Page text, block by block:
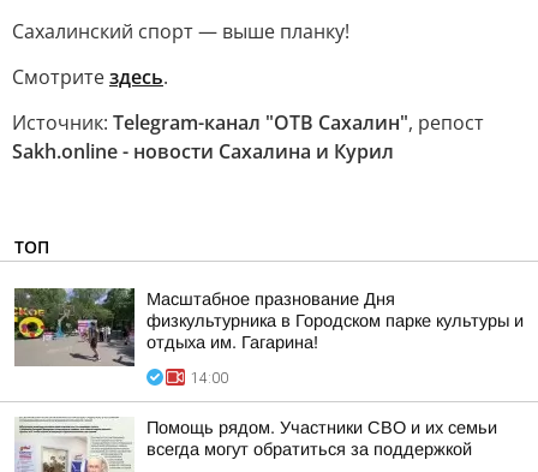
Сахалинский спорт — выше планку!
Смотритездесь.
Источник: Telegram-канал "ОТВ Сахалин", репост
Sakh.online - новости Сахалина и Курил
ТОП
Масштабное празнование Дня
физкультурника в Городском парке культуры и
отдыха им. Гагарина!
14:00
Помощь рядом. Участники СВО и их семьи
всегда могут обратиться за поддержкой